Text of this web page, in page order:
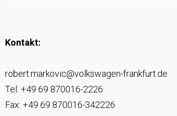
Kontakt:
robert.markovic@volkswagen-frankfurt.de
Tel: +49 69 870016-2226
Fax: +49 69 870016-342226